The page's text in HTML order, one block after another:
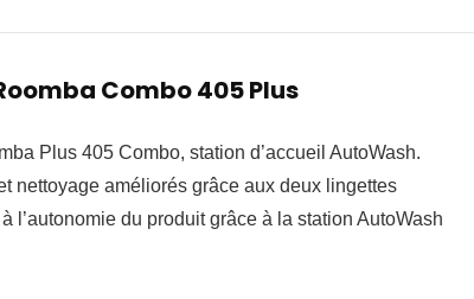
Combo 405 Plus
Plus 405 Combo, station d’accueil AutoWash.
nettoyage améliorés grâce aux deux lingettes
l’autonomie du produit grâce à la station AutoWash